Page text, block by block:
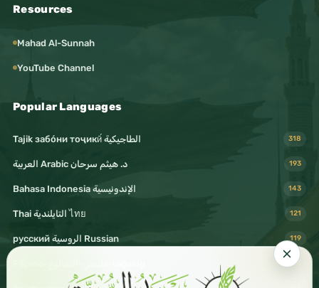
Resources
Mahad Al-Sunnah
YouTube Channel
Popular Languages
Tajik забо́ни тоҷикӣ́ الطاجيكية 318
د. هيثم سرحان Arabic العربية 193
Bahasa Indonesia الإندونيسية 143
Thai التايلندية ไทย 121
русский الروسية Russian 119
116